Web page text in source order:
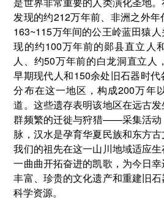
发现的约212万年前、非洲之外
163~115万年间的公王岭蓝田猿
现的约100万年前的郧县直立人
人、约50万年前的白龙洞直立人
早期现代人和150余处旧石器时
分布在这一地区，构成200万年
道。这些遗存表明该地区在远古
群频繁的迁徙与狩猎——采集活动
脉，汉水是孕育华夏民族和东方古
我们的祖先在这一山川地域适应
一曲曲开拓奋进的凯歌，为今日
丰富、珍贵的文化遗产和重建旧
科学资源。